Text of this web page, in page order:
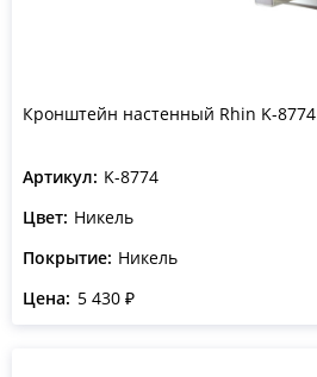
Кронштейн настенный Rhin K-8774
Артикул: K-8774
Цвет: Никель
Покрытие: Никель
Цена: 5 430 ₽